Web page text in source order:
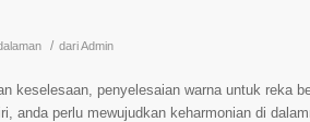
/ dariAdmin
keselesaan, penyelesaian warna untuk reka
anda perlu mewujudkan keharmonian di